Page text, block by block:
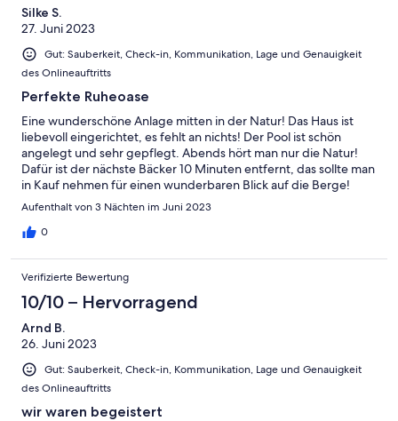
Silke S.
27. Juni 2023
Gut: Sauberkeit, Check-in, Kommunikation, Lage und Genauigkeit
des Onlineauftritts
Perfekte Ruheoase
Eine wunderschöne Anlage mitten in der Natur! Das Haus ist
liebevoll eingerichtet, es fehlt an nichts! Der Pool ist schön
angelegt und sehr gepflegt. Abends hört man nur die Natur!
Dafür ist der nächste Bäcker 10 Minuten entfernt, das sollte man
in Kauf nehmen für einen wunderbaren Blick auf die Berge!
Sehr herzlicher Empfang, man sollte sich aber auf französisch
Aufenthalt von 3 Nächten im Juni 2023
0
Verifizierte Bewertung
10/10 – Hervorragend
Arnd B.
26. Juni 2023
Gut: Sauberkeit, Check-in, Kommunikation, Lage und Genauigkeit
des Onlineauftritts
wir waren begeistert